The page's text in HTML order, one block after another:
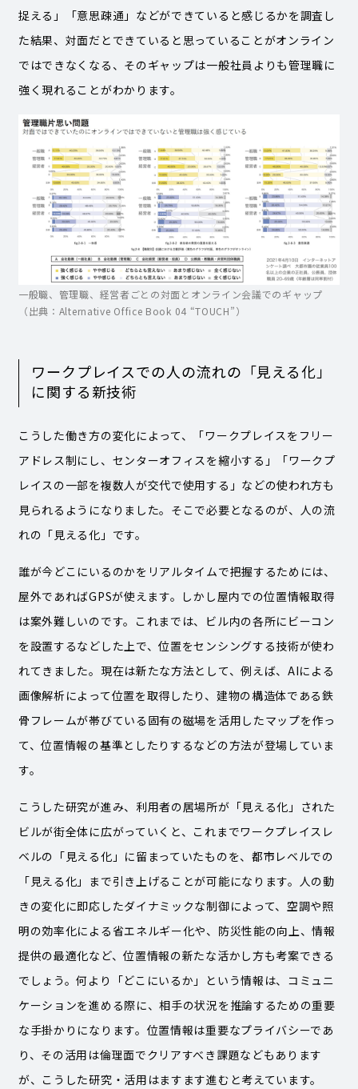
捉える」「意思疎通」などができていると感じるかを調査し
た結果、対面だとできていると思っていることがオンライン
ではできなくなる、そのギャップは一般社員よりも管理職に
強く現れることがわかります。
一般職、管理職、経営者ごとの対面とオンライン会議でのギャップ
（出典：Alternative Office Book 04 “TOUCH”）
ワークプレイスでの人の流れの「見える化」
に関する新技術
こうした働き方の変化によって、「ワークプレイスをフリー
アドレス制にし、センターオフィスを縮小する」「ワークプ
レイスの一部を複数人が交代で使用する」などの使われ方も
見られるようになりました。そこで必要となるのが、人の流
れの「見える化」です。
誰が今どこにいるのかをリアルタイムで把握するためには、
屋外であればGPSが使えます。しかし屋内での位置情報取得
は案外難しいのです。これまでは、ビル内の各所にビーコン
を設置するなどした上で、位置をセンシングする技術が使わ
れてきました。現在は新たな方法として、例えば、AIによる
画像解析によって位置を取得したり、建物の構造体である鉄
骨フレームが帯びている固有の磁場を活用したマップを作っ
て、位置情報の基準としたりするなどの方法が登場していま
す。
こうした研究が進み、利用者の居場所が「見える化」された
ビルが街全体に広がっていくと、これまでワークプレイスレ
ベルの「見える化」に留まっていたものを、都市レベルでの
「見える化」まで引き上げることが可能になります。人の動
きの変化に即応したダイナミックな制御によって、空調や照
明の効率化による省エネルギー化や、防災性能の向上、情報
提供の最適化など、位置情報の新たな活かし方も考案できる
でしょう。何より「どこにいるか」という情報は、コミュニ
ケーションを進める際に、相手の状況を推論するための重要
な手掛かりになります。位置情報は重要なプライバシーであ
り、その活用は倫理面でクリアすべき課題などもあります
が、こうした研究・活用はますます進むと考えています。